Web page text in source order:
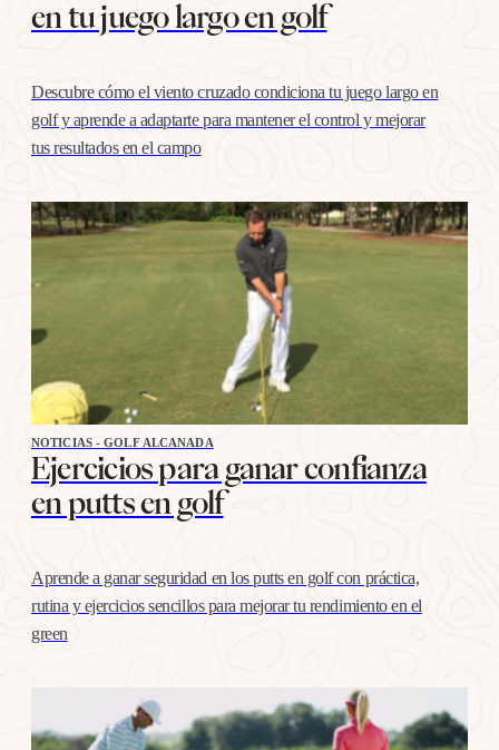
en tu juego largo en golf
Descubre cómo el viento cruzado condiciona tu juego largo en
golf y aprende a adaptarte para mantener el control y mejorar
tus resultados en el campo
NOTICIAS - GOLF ALCANADA
Ejercicios para ganar confianza
en putts en golf
Aprende a ganar seguridad en los putts en golf con práctica,
rutina y ejercicios sencillos para mejorar tu rendimiento en el
green